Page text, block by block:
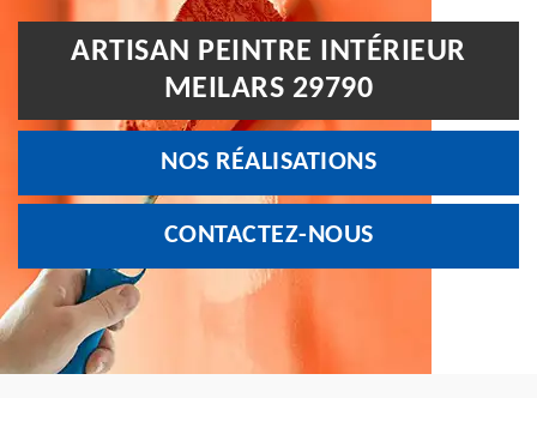
ARTISAN PEINTRE INTÉRIEUR
MEILARS 29790
NOS RÉALISATIONS
CONTACTEZ-NOUS